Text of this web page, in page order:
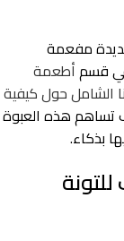
مديدة مفعمة
قسمأطعمة
الشامل حول كيفية
تساهم هذه العبوة